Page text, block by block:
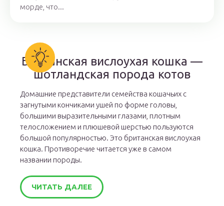
морде, что...
Британская вислоухая кошка —
шотландская порода котов
Домашние представители семейства кошачьих с
загнутыми кончиками ушей по форме головы,
большими выразительными глазами, плотным
телосложением и плюшевой шерстью пользуются
большой популярностью. Это британская вислоухая
кошка. Противоречие читается уже в самом
названии породы.
ЧИТАТЬ ДАЛЕЕ